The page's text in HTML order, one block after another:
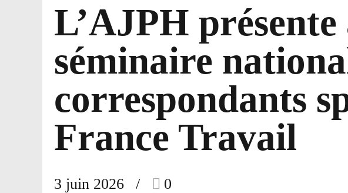
L’AJPH présente
séminaire
correspondants
France Travail
3 juin 2026 0